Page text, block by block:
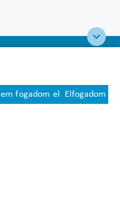
fogadom el Elfogadom